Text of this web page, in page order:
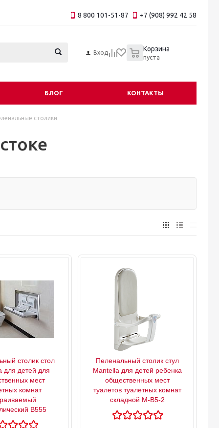
8 800 101-51-87 +7 (908) 992 42 58
Вход Корзина
пуста
БЛОГ КОНТАКТЫ
столики
столик стол
для детей для
мест
комнат
B555
Пеленальный столик стул
Mantella для детей ребенка
общественных мест
туалетов туалетных комнат
складной М-В5-2